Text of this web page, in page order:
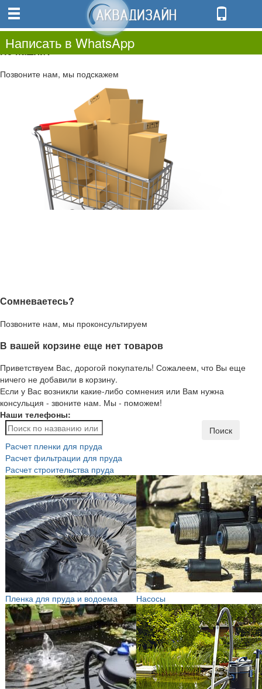
0.00
0
Не нашли?
Позвоните нам, мы подскажем
Сомневаетесь?
Позвоните нам, мы проконсультируем
В вашей корзине еще нет товаров
Приветствуем Вас, дорогой покупатель! Сожалеем, что Вы еще
ничего не добавили в корзину.
Если у Вас возникли какие-либо сомнения или Вам нужна
консульция - звоните нам. Мы - поможем!
Наши телефоны:
Написать в WhatsApp
Поиск
Расчет пленки для пруда
Расчет фильтрации для пруда
Расчет строительства пруда
Пленка для пруда и водоема Насосы